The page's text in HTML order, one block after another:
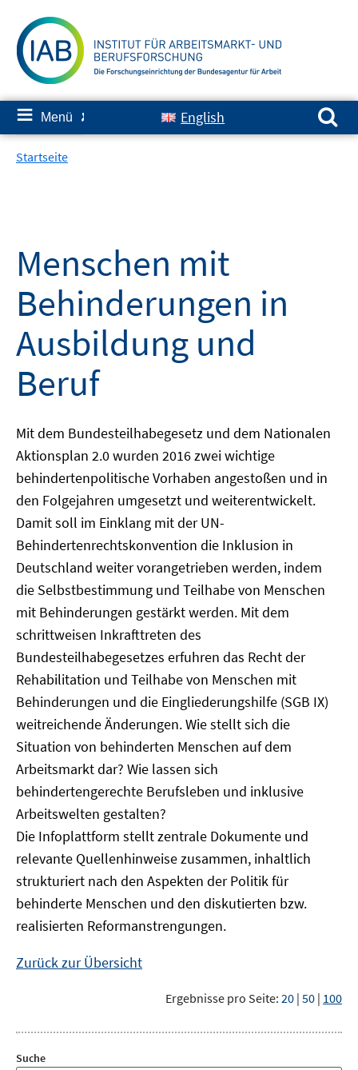
zum
Inhalt
≡ Menü ✘ English
Suchen nach:
Startseite
Menschen mit
Behinderungen in
Ausbildung und
Beruf
Mit dem Bundesteilhabegesetz und dem Nationalen
Aktionsplan 2.0 wurden 2016 zwei wichtige
behindertenpolitische Vorhaben angestoßen und in
den Folgejahren umgesetzt und weiterentwickelt.
Damit soll im Einklang mit der UN-
Behindertenrechtskonvention die Inklusion in
Deutschland weiter vorangetrieben werden, indem
die Selbstbestimmung und Teilhabe von Menschen
mit Behinderungen gestärkt werden. Mit dem
schrittweisen Inkrafttreten des
Bundesteilhabegesetzes erfuhren das Recht der
Rehabilitation und Teilhabe von Menschen mit
Behinderungen und die Eingliederungshilfe (SGB IX)
weitreichende Änderungen. Wie stellt sich die
Situation von behinderten Menschen auf dem
Arbeitsmarkt dar? Wie lassen sich
behindertengerechte Berufsleben und inklusive
Arbeitswelten gestalten?
Die Infoplattform stellt zentrale Dokumente und
relevante Quellenhinweise zusammen, inhaltlich
strukturiert nach den Aspekten der Politik für
behinderte Menschen und den diskutierten bzw.
realisierten Reformanstrengungen.
Zurück zur Übersicht
Ergebnisse pro Seite: 20 | 50 | 100
Suche